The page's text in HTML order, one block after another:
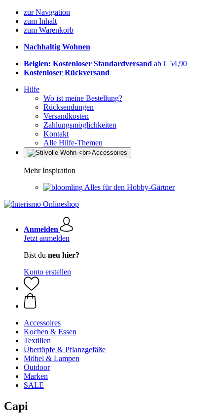
zur Navigation
zum Inhalt
zum Warenkorb
Nachhaltig Wohnen
Belgien: Kostenloser Standardversand ab € 54,90
Kostenloser Rückversand
Hilfe
Wo ist meine Bestellung?
Rücksendungen
Versandkosten
Zahlungsmöglichkeiten
Kontakt
Alle Hilfe-Themen
Mehr Inspiration
Alles für den Hobby-Gärtner
Anmelden
Jetzt anmelden
Bist du neu hier?
Konto erstellen
Accessoires
Kochen & Essen
Textilien
Übertöpfe & Pflanzgefäße
Möbel & Lampen
Outdoor
Marken
SALE
Capi